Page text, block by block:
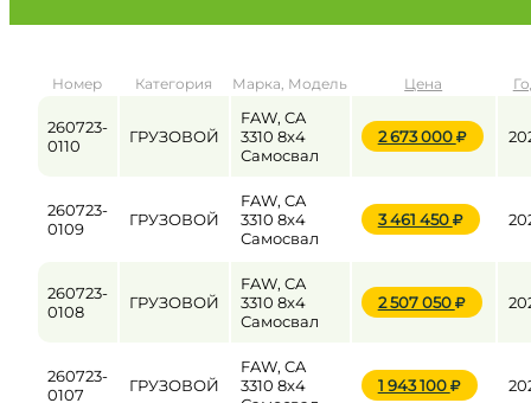
от до
Пробег / Наработка
от до
Номер Категория Марка, Модель Цена
260723-
0110
ГРУЗОВОЙ
FAW, CA
3310 8x4
Самосвал
2 673 000
260723-
0109
ГРУЗОВОЙ
FAW, CA
3310 8x4
Самосвал
3 461 450
260723-
0108
ГРУЗОВОЙ
FAW, CA
3310 8x4
Самосвал
2 507 050
260723-
0107
ГРУЗОВОЙ
FAW, CA
3310 8x4
1 943 100